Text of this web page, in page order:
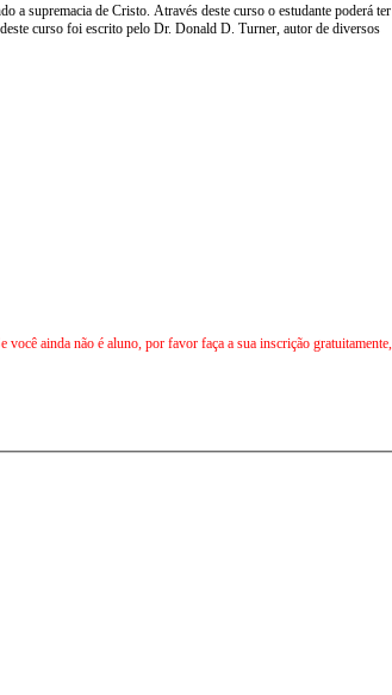
a supremacia de Cristo. Através deste curso o estudante poderá ter
curso foi escrito pelo Dr. Donald D. Turner, autor de diversos
ainda não é aluno, por favor faça a sua inscrição gratuitamente,